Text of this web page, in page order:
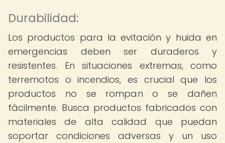
Durabilidad:
Los productos para la evitación y huida en
emergencias deben ser duraderos y
resistentes. En situaciones extremas, como
terremotos o incendios, es crucial que los
productos no se rompan o se dañen
fácilmente. Busca productos fabricados con
materiales de alta calidad que puedan
soportar condiciones adversas y un uso